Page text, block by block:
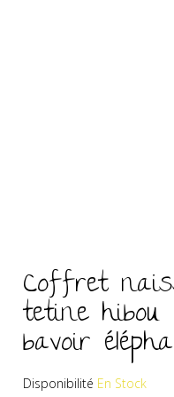
Coffret
tetine hibou
bavoir
Disponibilité En Stock